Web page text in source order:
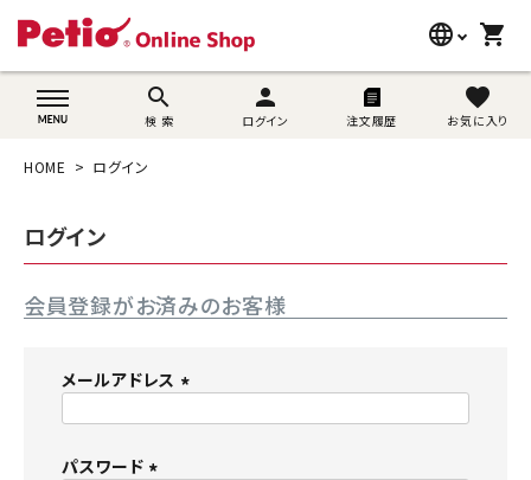
language
wovn-lang-name
shopping_cart
search
検 索
person
ログイン 注文履歴
favorite
お気に入り
search
うさぎ用品
ブランド別に探す
目的別に探す
SNS
HOME ログイン
ログイン
会員登録がお済みのお客様
メールアドレス
パスワード